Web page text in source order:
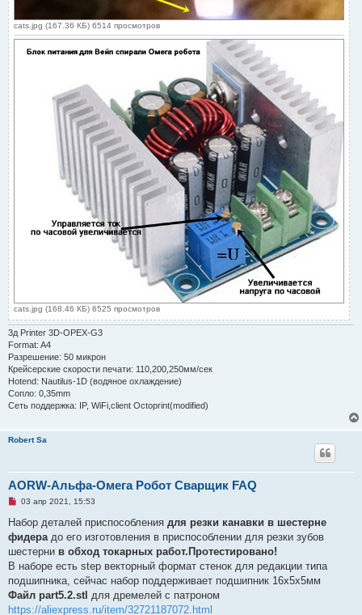
cats.jpg (167.36 КБ) 6514 просмотров
cats.jpg (168.46 КБ) 6525 просмотров
3д Printer 3D-OPEX-G3
Format: A4
Разрешение: 50 микрон
Крейсерские скорости печати: 110,200,250мм/сек
Hotend: Nautilus-1D (водяное охлаждение)
Сопло: 0,35mm
Сеть поддержка: IP, WiFi,client Octoprint(modified)
Robert Sa
AORW-Альфа-Омега Робот Сварщик FAQ
Н
п
о
ч
т
а
н
н
о
03 апр 2021, 15:53
Набор деталей приспособления для резки канавки в шестерне
фидера до его изготовления в приспособлении для резки зубов
шестерни в обход токарных работ. Протестировано!
В наборе есть step векторный формат стенок для редакции типа
подшипника, сейчас набор поддерживает подшипник 16х5х5мм
Файл part5.2.stl для дремелей с патроном
https://aliexpress.ru/item/32721187072.html